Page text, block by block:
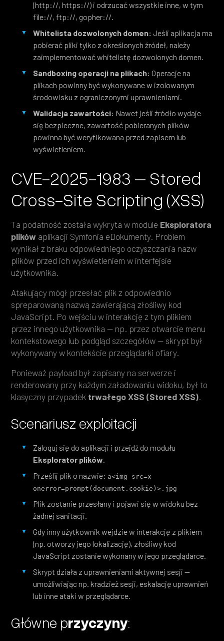
(http://, https://) i odrzucać wszystkie inne, w tym
file://, ftp://, gopher://.
Whitelista dozwolonych domen: Jeśli aplikacja ma
pobierać pliki tylko z określonych źródeł, należy
zaimplementować whitelistę dozwolonych domen.
Sandboxing operacji na plikach: Operacje na
plikach powinny być wykonywane w izolowanym
środowisku z ograniczonymi uprawnieniami.
Walidacja zawartości: Nawet jeśli źródło wydaje
się bezpieczne, zawartość pobieranych plików
powinna być weryfikowana przed zapisem lub
wyświetleniem.
CVE-2025-1983 – Stored
Cross-Site Scripting (XSS)
Ta podatność została wykryta w module Eksploratora
plików aplikacji Symfonia eDokumenty. Problem
wynikał z braku odpowiedniego oczyszczania nazw
plików przed ich wyświetleniem w interfejsie
użytkownika.
Atakujący mógł przesłać plik z odpowiednio
spreparowaną nazwą zawierającą złośliwy kod
JavaScript. Po wejściu w interakcję z tym plikiem
przez innego użytkownika — np. przez otwarcie menu
kontekstowego lub podgląd szczegółów — skrypt był
wykonywany w kontekście przeglądarki ofiary.
Ponieważ payload był zapisany na serwerze i
renderowany przy każdym załadowaniu widoku, był to
klasyczny przypadek trwałego XSS (Stored XSS).
Scenariusz exploitacji
Zaloguj się do aplikacji i przejdź do modułu
Eksplorator plików.
Prześlij plik o nazwie: a<img src=x
onerror=prompt(document.cookie)>.jpg
Plik zostanie przesłany i pojawi się w widoku bez
żadnej sanitacji.
Gdy inny użytkownik wejdzie w interakcję z plikiem
(np. otworzy jego lokalizację), złośliwy kod
JavaScript zostanie wykonany w jego przeglądarce.
Skrypt działa z uprawnieniami aktywnej sesji —
umożliwiając np. kradzież sesji, eskalację uprawnień
lub inne ataki w przeglądarce.
Główne przyczyny: